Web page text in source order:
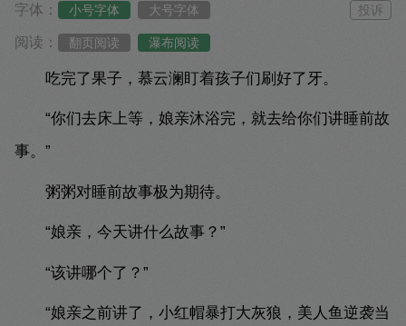
字体：
小号字体 大号字体 投诉
阅读： 翻页阅读 瀑布阅读
吃完了果子，慕云澜盯着孩子们刷好了牙。
“你们去床上等，娘亲沐浴完，就去给你们讲睡前故
事。”
粥粥对睡前故事极为期待。
“娘亲，今天讲什么故事？”
“该讲哪个了？”
“娘亲之前讲了，小红帽暴打大灰狼，美人鱼逆袭当